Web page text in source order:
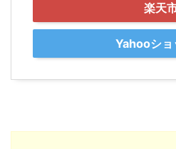
楽天
Yahooショ